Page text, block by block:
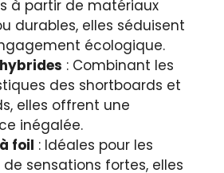
à partir de matériaux
durables, elles séduisent
écologique.
: Combinant les
des shortboards et
elles offrent une
inégalée.
foil : Idéales pour les
sensations fortes, elles